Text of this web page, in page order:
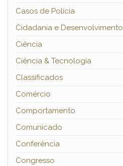
Casos de Polícia
Cidadania e Desenvolvimento
Ciência
Ciência & Tecnologia
Classificados
Comércio
Comportamento
Comunicado
Conferência
Congresso